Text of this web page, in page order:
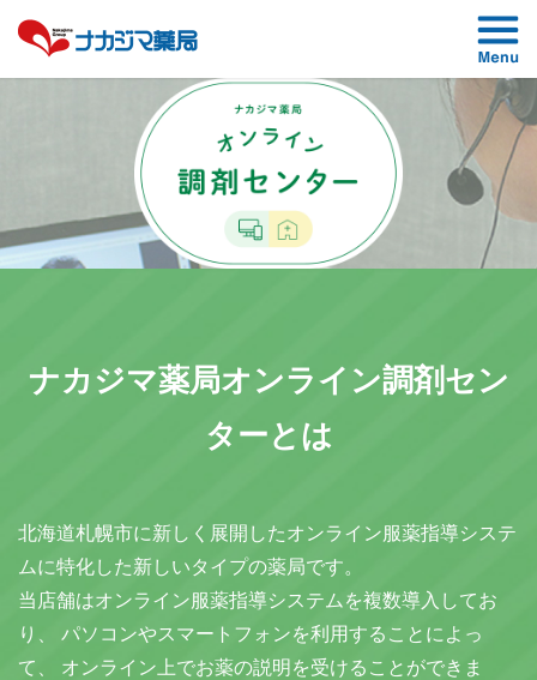
ナカジマ薬局オンライン調剤セン
ターとは
北海道札幌市に新しく展開したオンライン服薬指導システ
ムに特化した新しいタイプの薬局です。
当店舗はオンライン服薬指導システムを複数導入してお
り、
パソコンやスマートフォンを利用することによっ
て、
オンライン上でお薬の説明を受けることができま